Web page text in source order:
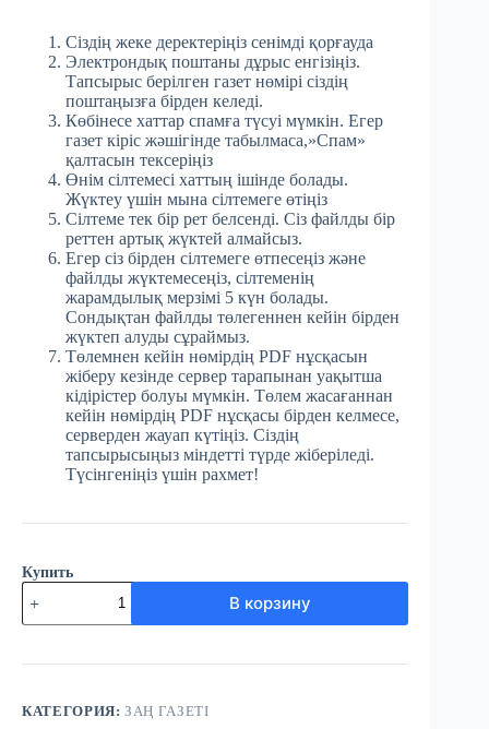
Сіздің жеке деректеріңіз сенімді қорғауда
Электрондық поштаны дұрыс енгізіңіз.
Тапсырыс берілген газет нөмірі сіздің
поштаңызға бірден келеді.
Көбінесе хаттар спамға түсуі мүмкін. Егер
газет кіріс жәшігінде табылмаса,»Спам»
қалтасын тексеріңіз
Өнім сілтемесі хаттың ішінде болады.
Жүктеу үшін мына сілтемеге өтіңіз
Сілтеме тек бір рет белсенді. Сіз файлды бір
реттен артық жүктей алмайсыз.
Егер сіз бірден сілтемеге өтпесеңіз және
файлды жүктемесеңіз, сілтеменің
жарамдылық мерзімі 5 күн болады.
Сондықтан файлды төлегеннен кейін бірден
жүктеп алуды сұраймыз.
Төлемнен кейін нөмірдің PDF нұсқасын
жіберу кезінде сервер тарапынан уақытша
кідірістер болуы мүмкін. Төлем жасағаннан
кейін нөмірдің PDF нұсқасы бірден келмесе,
серверден жауап күтіңіз. Сіздің
тапсырысыңыз міндетті түрде жіберіледі.
Түсінгеніңіз үшін рахмет!
Купить
Количество
товара
№84
Заң
қараша
В корзину
КАТЕГОРИЯ:ЗАҢ ГАЗЕТІ